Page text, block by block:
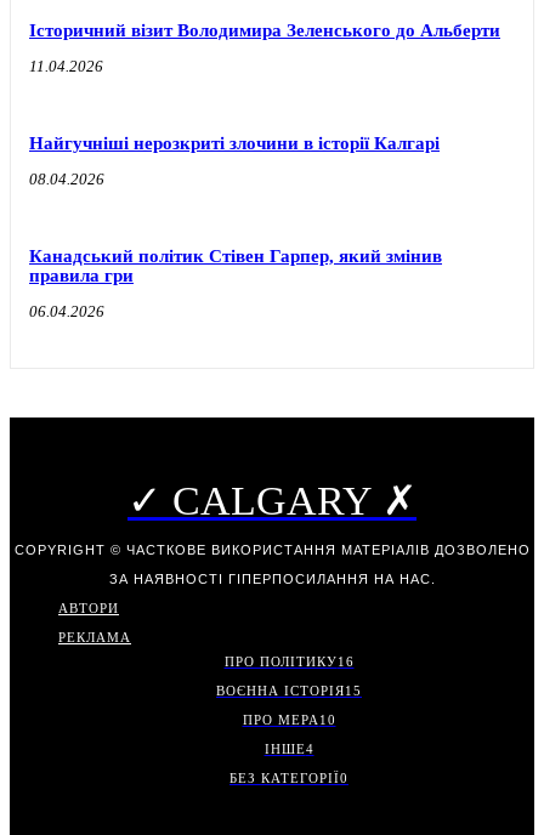
Історичний візит Володимира Зеленського до Альберти
11.04.2026
Найгучніші нерозкриті злочини в історії Калгарі
08.04.2026
Канадський політик Стівен Гарпер, який змінив
правила гри
06.04.2026
✓ CALGARY ✗
COPYRIGHT © ЧАСТКОВЕ ВИКОРИСТАННЯ МАТЕРІАЛІВ ДОЗВОЛЕНО
ЗА НАЯВНОСТІ ГІПЕРПОСИЛАННЯ НА НАС.
АВТОРИ
РЕКЛАМА
ПРО ПОЛІТИКУ16
ВОЄННА ІСТОРІЯ15
ПРО МЕРА 10
ІНШЕ4
БЕЗ КАТЕГОРІЇ0